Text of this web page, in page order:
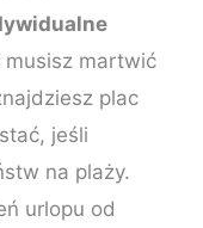
musisz martwić
plac
jeśli
na plaży.
urlopu od